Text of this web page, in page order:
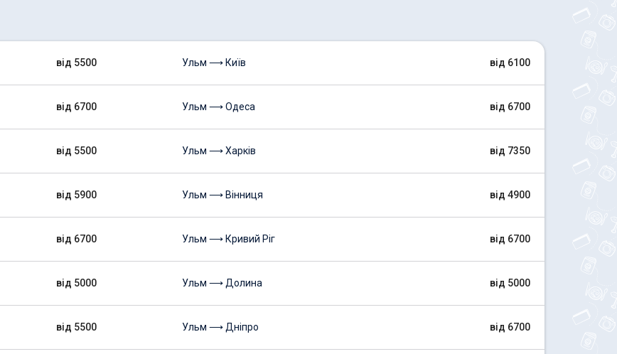
від 5500
від 6700
від 5500
від 5900
від 6700
від 5000
від 5500
Ульм ⟶ Київ від 6100
Ульм ⟶ Одеса від 6700
Ульм ⟶ Харків від 7350
Ульм ⟶ Вінниця від 4900
Ульм ⟶ Кривий Ріг від 6700
Ульм ⟶ Долина від 5000
Ульм ⟶ Дніпро від 6700